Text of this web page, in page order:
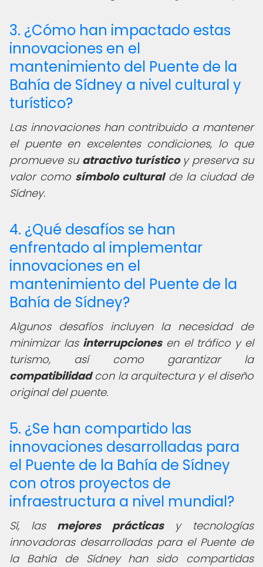
3. ¿Cómo han impactado estas
innovaciones en el
mantenimiento del Puente de la
Bahía de Sídney a nivel cultural y
turístico?
Las innovaciones han contribuido a mantener
el puente en excelentes condiciones, lo que
promueve su atractivo turísticoy preserva su
valor como símbolo culturalde la ciudad de
Sídney.
4. ¿Qué desafíos se han
enfrentado al implementar
innovaciones en el
mantenimiento del Puente de la
Bahía de Sídney?
Algunos desafíos incluyen la necesidad de
minimizar las interrupcionesen el tráfico y el
turismo, así como garantizar la
compatibilidadcon la arquitectura y el diseño
original del puente.
5. ¿Se han compartido las
innovaciones desarrolladas para
el Puente de la Bahía de Sídney
con otros proyectos de
infraestructura a nivel mundial?
Sí, las mejores prácticasy tecnologías
innovadoras desarrolladas para el Puente de
la Bahía de Sídney han sido compartidas